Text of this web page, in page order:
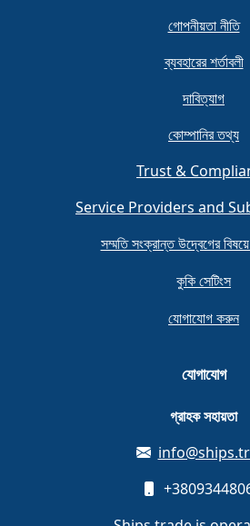
গোপনীয়তা নীতি
ব্যবহারের শর্তাবলী
দাবিত্যাগ
কোম্পানির তথ্য
Trust &
Service Providers and
সম্মতি সংক্রান্ত উদ্বেগের
কুকি সেটিংস
যোগাযোগ করুন
যোগাযোগ
গ্রাহক সহায়তা